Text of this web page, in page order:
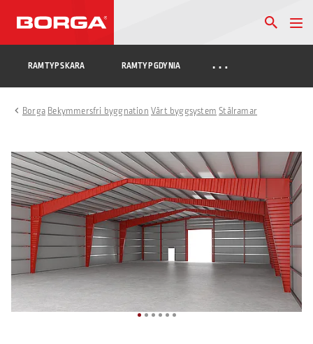
RAMTYP SKARA RAMTYP GDYNIA …
Borga Bekymmersfri byggnation Vårt byggsystem Stålramar